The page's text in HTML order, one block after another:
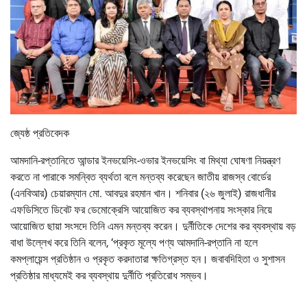
জ্যেষ্ঠ প্রতিবেদক
আমদানি-রপ্তানিতে আন্ডার ইনভয়েসিং-ওভার ইনভয়েসিং বা মিথ্যা ঘোষণা নিয়ন্ত্রণ
করতে না পারাকে সমন্বিত ব্যর্থতা বলে মন্তব্য করেছেন জাতীয় রাজস্ব বোর্ডের
(এনবিআর) চেয়ারম্যান মো. আবদুর রহমান খান। শনিবার (২৬ জুলাই) রাজধানীর
এফডিসিতে ডিবেট ফর ডেমোক্রেসি আয়োজিত কর ব্যবস্থাপনায় সংস্কার নিয়ে
আয়োজিত ছায়া সংসদে তিনি এমন মন্তব্য করেন। দুর্নীতিকে দেশের কর ব্যবস্থায় বড়
বাধা উল্লেখ করে তিনি বলেন, ‘প্রকৃত মূল্যে পণ্য আমদানি-রপ্তানি না হলে
কমপ্লায়েন্স প্রতিষ্ঠান ও প্রকৃত করদাতারা ক্ষতিগ্রস্ত হন। জবাবদিহিতা ও সুশাসন
প্রতিষ্ঠার মাধ্যমেই কর ব্যবস্থায় দুর্নীতি প্রতিরোধ সম্ভব।